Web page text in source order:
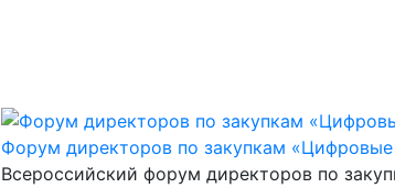
Форум директоров по закупкам
Всероссийский форум директоров по